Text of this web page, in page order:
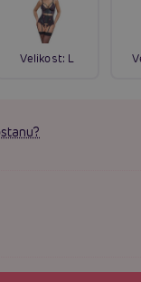
Velikost: L